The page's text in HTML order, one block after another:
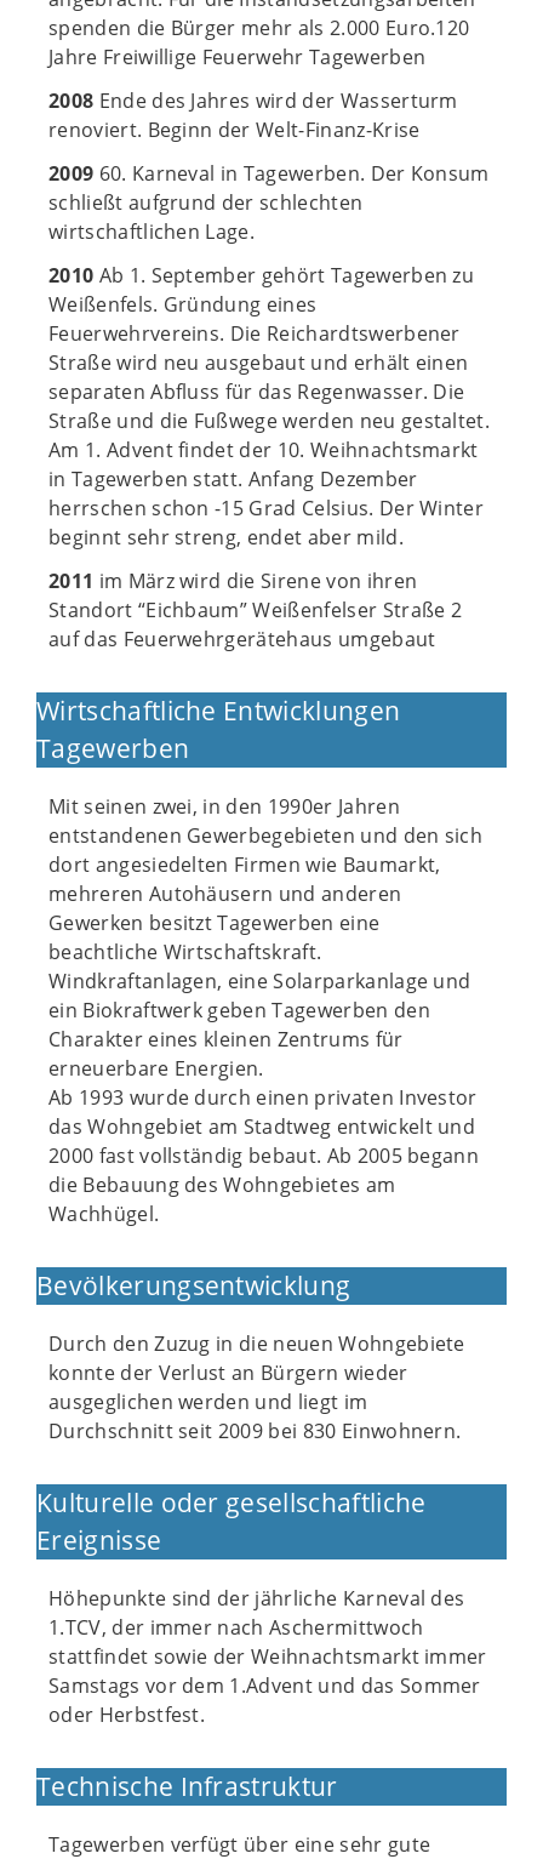
spenden die Bürger mehr als 2.000 Euro.120
Jahre Freiwillige Feuerwehr Tagewerben
2008 Ende des Jahres wird der Wasserturm
renoviert. Beginn der Welt-Finanz-Krise
2009 60. Karneval in Tagewerben. Der Konsum
schließt aufgrund der schlechten
wirtschaftlichen Lage.
2010 Ab 1. September gehört Tagewerben zu
Weißenfels. Gründung eines
Feuerwehrvereins. Die Reichardtswerbener
Straße wird neu ausgebaut und erhält einen
separaten Abfluss für das Regenwasser. Die
Straße und die Fußwege werden neu gestaltet.
Am 1. Advent findet der 10. Weihnachtsmarkt
in Tagewerben statt. Anfang Dezember
herrschen schon -15 Grad Celsius. Der Winter
beginnt sehr streng, endet aber mild.
2011 im März wird die Sirene von ihren
Standort “Eichbaum” Weißenfelser Straße 2
auf das Feuerwehrgerätehaus umgebaut
Wirtschaftliche Entwicklungen
Tagewerben
Mit seinen zwei, in den 1990er Jahren
entstandenen Gewerbegebieten und den sich
dort angesiedelten Firmen wie Baumarkt,
mehreren Autohäusern und anderen
Gewerken besitzt Tagewerben eine
beachtliche Wirtschaftskraft.
Windkraftanlagen, eine Solarparkanlage und
ein Biokraftwerk geben Tagewerben den
Charakter eines kleinen Zentrums für
erneuerbare Energien.
Ab 1993 wurde durch einen privaten Investor
das Wohngebiet am Stadtweg entwickelt und
2000 fast vollständig bebaut. Ab 2005 begann
die Bebauung des Wohngebietes am
Wachhügel.
Bevölkerungsentwicklung
Durch den Zuzug in die neuen Wohngebiete
konnte der Verlust an Bürgern wieder
ausgeglichen werden und liegt im
Durchschnitt seit 2009 bei 830 Einwohnern.
Kulturelle oder gesellschaftliche
Ereignisse
Höhepunkte sind der jährliche Karneval des
1.TCV, der immer nach Aschermittwoch
stattfindet sowie der Weihnachtsmarkt immer
Samstags vor dem 1.Advent und das Sommer
oder Herbstfest.
Technische Infrastruktur
Tagewerben verfügt über eine sehr gute